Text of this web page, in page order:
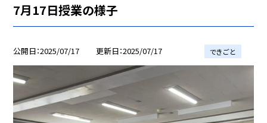
7月17日授業の様子
公開日 2025/07/17 更新日 2025/07/17 できごと